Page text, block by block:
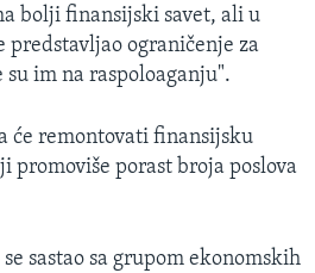
bolji finansijski savet, ali u
ograničenje za
im na raspoloaganju".
će remontovati finansijsku
promoviše porast broja poslova
sastao sa grupom ekonomskih